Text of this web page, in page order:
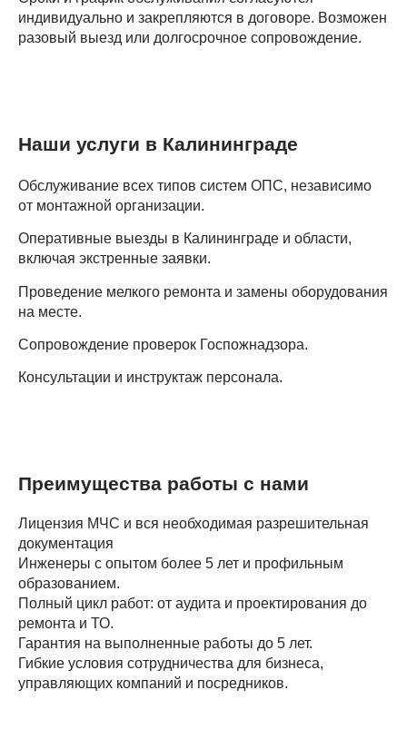
индивидуально и закрепляются в договоре. Возможен
разовый выезд или долгосрочное сопровождение.
Наши услуги в Калининграде
Обслуживание всех типов систем ОПС, независимо
от монтажной организации.
Оперативные выезды в Калининграде и области,
включая экстренные заявки.
Проведение мелкого ремонта и замены оборудования
на месте.
Сопровождение проверок Госпожнадзора.
Консультации и инструктаж персонала.
Преимущества работы с нами
Лицензия МЧС и вся необходимая разрешительная
документация
Инженеры с опытом более 5 лет и профильным
образованием.
Полный цикл работ: от аудита и проектирования до
ремонта и ТО.
Гарантия на выполненные работы до 5 лет.
Гибкие условия сотрудничества для бизнеса,
управляющих компаний и посредников.